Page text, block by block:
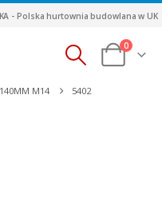
- Polska hurtownia budowlana w UK
0
M14 5402